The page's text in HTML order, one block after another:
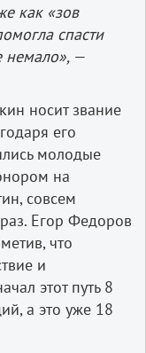
как «зов
спасти
немало», —
носит звание
его
молодые
на
совсем
Егор Федоров
что
и
этот путь 8
а это уже 18